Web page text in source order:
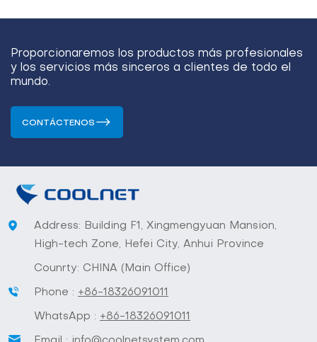
Proporcionaremos los productos más profesionales
y los servicios más sinceros a clientes de todo el
mundo.
CONTÁCTENOS
Address: Building F1, Xingmengyuan Mansion,
High-tech Zone, Hefei City, Anhui Province
Counrty: CHINA (Main Office)
Phone : +86-18326091011
WhatsApp : +86-18326091011